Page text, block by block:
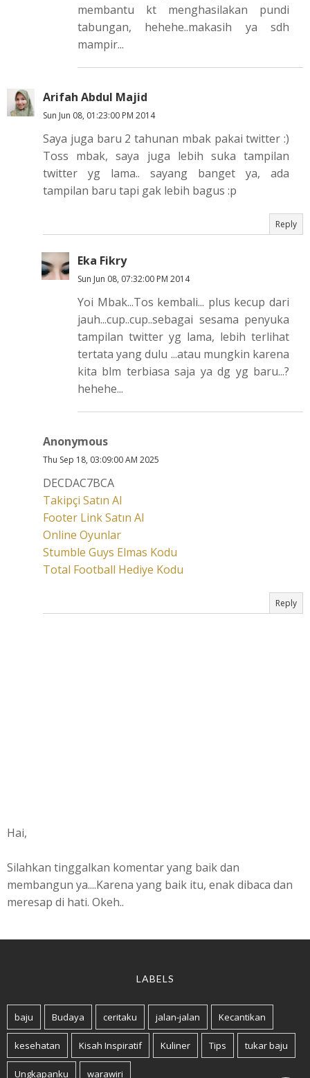
membantu kt menghasilakan pundi
tabungan, hehehe..makasih ya sdh
mampir...
Arifah Abdul Majid
Sun Jun 08, 01:23:00 PM 2014
Saya juga baru 2 tahunan mbak pakai twitter :)
Toss mbak, saya juga lebih suka tampilan
twitter yg lama.. sayang banget ya, ada
tampilan baru tapi gak lebih bagus :p
Reply
Eka Fikry
Sun Jun 08, 07:32:00 PM 2014
Yoi Mbak...Tos kembali... plus kecup dari
jauh...cup..cup..sebagai sesama penyuka
tampilan twitter yg lama, lebih terlihat
tertata yang dulu ...atau mungkin karena
kita blm terbiasa saja ya dg yg baru...?
hehehe...
Anonymous
Thu Sep 18, 03:09:00 AM 2025
DECDAC7BCA
Takipçi Satın Al
Footer Link Satın Al
Online Oyunlar
Stumble Guys Elmas Kodu
Total Football Hediye Kodu
Reply
Hai,
Silahkan tinggalkan komentar yang baik dan
membangun ya....Karena yang baik itu, enak dibaca dan
meresap di hati. Okeh..
LABELS
baju Budaya ceritaku jalan-jalan Kecantikan
kesehatan Kisah Inspiratif Kuliner Tips tukar baju
Ungkapanku warawiri